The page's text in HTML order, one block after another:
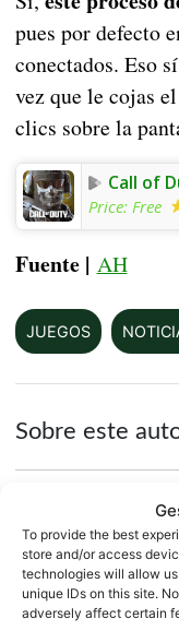
To provide the best
store and/or access
technologies will allow
unique IDs on this site.
adversely affect certain
pues por defecto
conectados. Eso
vez que le cojas
clics sobre la
Call of
Price: Free
Fuente | AH
JUEGOS
Sobre este